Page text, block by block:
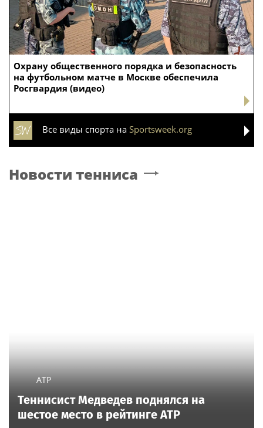
Охрану общественного порядка и безопасность
на футбольном матче в Москве обеспечила
Росгвардия (видео)
Все виды спорта на Sportsweek.org
Новости тенниса
ATP
Теннисист Медведев поднялся на
шестое место в рейтинге ATP